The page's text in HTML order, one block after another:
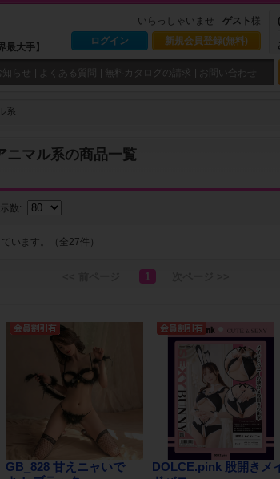
大手】
いらっしゃいませ ゲスト 様
ログイン
新規会員登録(無料)
らせ よくある質問 無料カタログの請求 お問い合わせ
系
ニマル系の商品一覧
数:
います。（全27件）
1
GB_828 甘えニャいで
DOLCE.pink 股開きメ